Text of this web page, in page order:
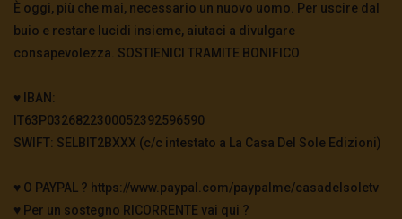
È oggi, più che mai, necessario un nuovo uomo. Per uscire dal
buio e restare lucidi insieme, aiutaci a divulgare
consapevolezza. SOSTIENICI TRAMITE BONIFICO
♥️ IBAN:
IT63P0326822300052392596590
SWIFT: SELBIT2BXXX (c/c intestato a La Casa Del Sole Edizioni)
♥️ O PAYPAL ? https://www.paypal.com/paypalme/casadelsoletv
♥️ Per un sostegno RICORRENTE vai qui ?